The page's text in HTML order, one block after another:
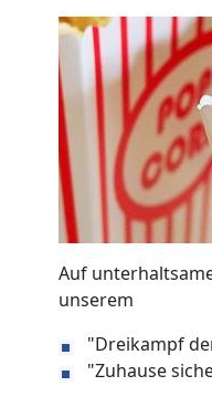
Auf
unserem
"Dreikampf
"Zuhause